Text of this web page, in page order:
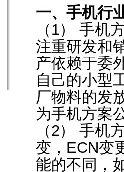
一、手机行
（1） 手机
注重研发和
产依赖于委
自己的小型
厂物料的发
为手机方案
（2） 手机
变，ECN变
能的不同，